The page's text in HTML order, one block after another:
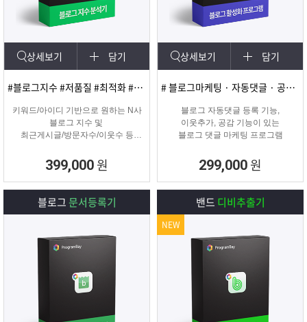
상세보기 담기
#블로그지수 #저품질 #최적화 #블로그품질확인
키워드/아이디 기반으로 원하는 N사
블로그 지수 및
최근게시글/방문자수/이웃수 등
램
399,000 원
상세보기 담기
# 블로그마케팅 · 자동댓글 · 공감 · 이웃추가 · 서로이웃추가 · 서이추 · 스크랩
블로그 자동댓글 등록 기능,
이웃추가, 공감 기능이 있는
블로그 댓글 마케팅 프로그램
299,000 원
블로그문서등록기 밴드 디비추출기
NEW